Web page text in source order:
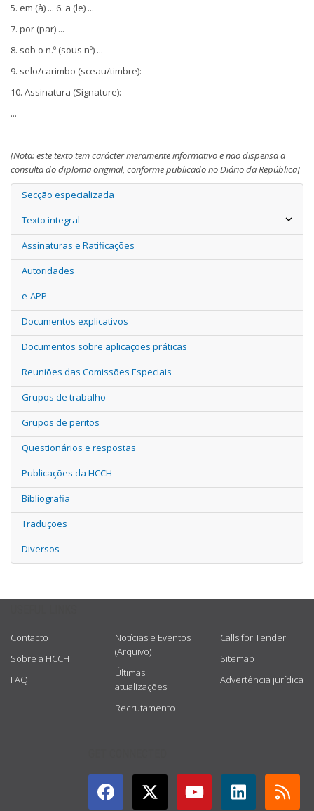
5. em (à) ... 6. a (le) ...
7. por (par) ...
8. sob o n.º (sous nº) ...
9. selo/carimbo (sceau/timbre):
10. Assinatura (Signature):
...
[Nota: este texto tem carácter meramente informativo e não dispensa a
consulta do diploma original, conforme publicado no Diário da República]
Secção especializada
Texto integral
Assinaturas e Ratificações
Autoridades
e-APP
Documentos explicativos
Documentos sobre aplicações práticas
Reuniões das Comissões Especiais
Grupos de trabalho
Grupos de peritos
Questionários e respostas
Publicações da HCCH
Bibliografia
Traduções
Diversos
Contacto
Sobre a HCCH
FAQ
Notícias e Eventos
(Arquivo)
Últimas
atualizações
Recrutamento
Calls for Tender
Sitemap
Advertência jurídica